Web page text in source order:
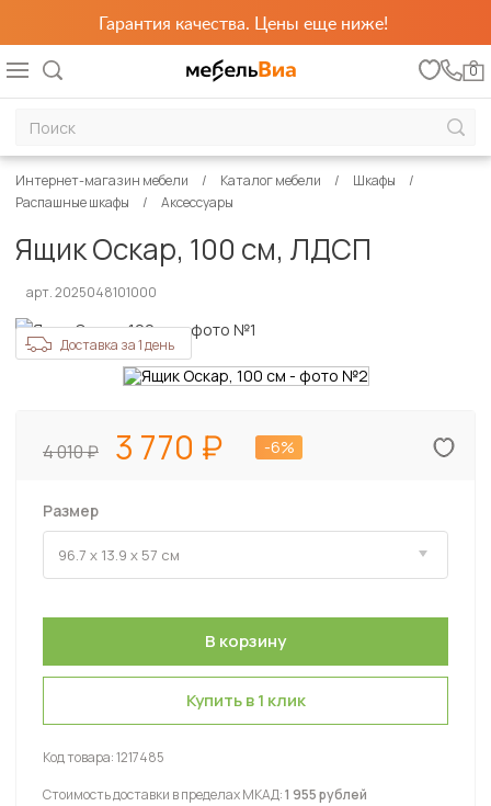
Гарантия качества. Цены еще ниже!
0
Интернет-магазин мебели Каталог мебели
Шкафы
Распашные шкафы
Аксессуары
Ящик Оскар, 100 см, ЛДСП
арт. 2025048101000
Доставка за 1 день
4 010 3 770 -6%
Размер
Купить в 1 клик
Код товара:1217485
Стоимость доставки в пределах МКАД:1 955 рублей